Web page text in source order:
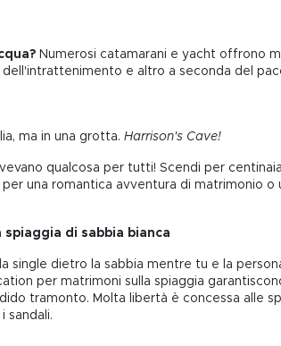
Numerosi catamarani e yacht offrono
e altro a seconda del
ma in una grotta. Harrison's Cave!
qualcosa per tutti! Scendi per
una romantica avventura di matrimonio o
spiaggia di sabbia bianca
single dietro la sabbia mentre tu e la
per matrimoni sulla spiaggia
tramonto. Molta libertà è concessa alle
sandali.